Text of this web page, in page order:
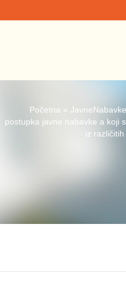
Početna » JavneNabavke
postupka javne nabavke a koji
iz